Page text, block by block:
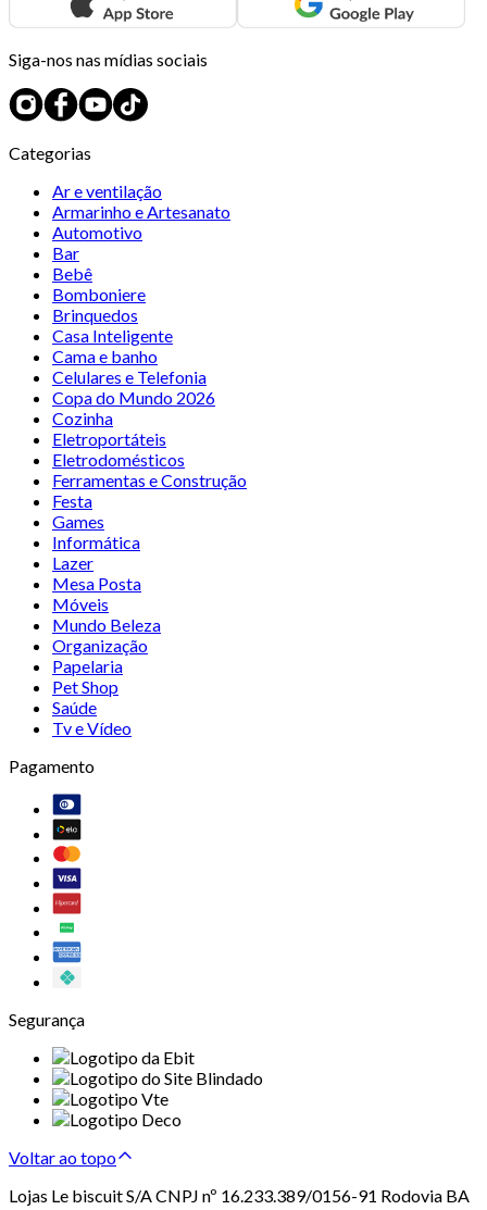
Siga-nos nas mídias sociais
Categorias
Ar e ventilação
Armarinho e Artesanato
Automotivo
Bar
Bebê
Bomboniere
Brinquedos
Casa Inteligente
Cama e banho
Celulares e Telefonia
Copa do Mundo 2026
Cozinha
Eletroportáteis
Eletrodomésticos
Ferramentas e Construção
Festa
Games
Informática
Lazer
Mesa Posta
Móveis
Mundo Beleza
Organização
Papelaria
Pet Shop
Saúde
Tv e Vídeo
Pagamento
Segurança
Voltar ao topo
Lojas Le biscuit S/A CNPJ nº 16.233.389/0156-91 Rodovia BA